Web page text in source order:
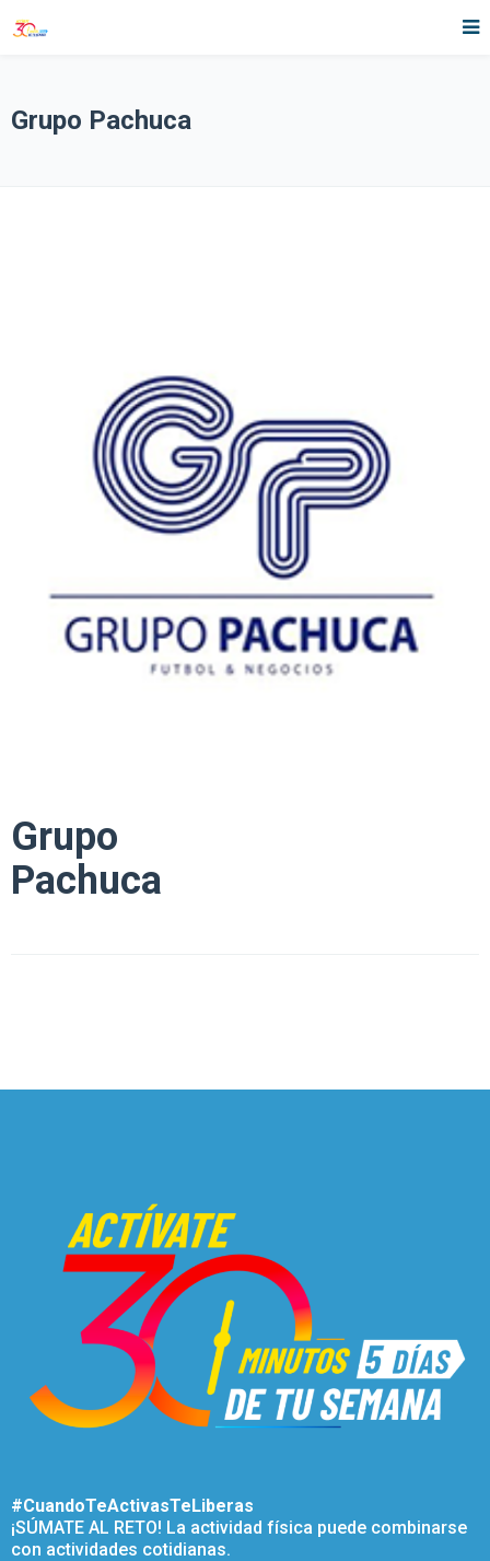
Grupo Pachuca
Grupo
Pachuca
#CuandoTeActivasTeLiberas
¡SÚMATE AL RETO! La actividad física puede combinarse
con actividades cotidianas.